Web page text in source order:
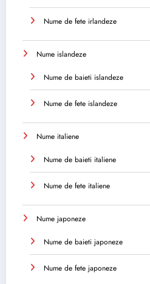
Nume de fete irlandeze
Nume islandeze
Nume de baieti islandeze
Nume de fete islandeze
Nume italiene
Nume de baieti italiene
Nume de fete italiene
Nume japoneze
Nume de baieti japoneze
Nume de fete japoneze